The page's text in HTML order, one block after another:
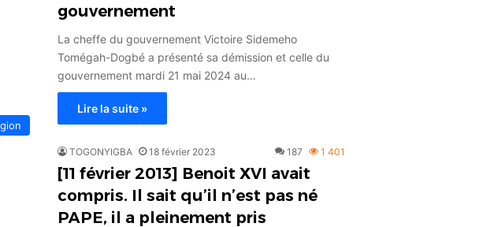
gouvernement
La cheffe du gouvernement Victoire Sidemeho
Tomégah-Dogbé a présenté sa démission et celle du
gouvernement mardi 21 mai 2024 au…
Lire la suite »
TOGONYIGBA 18 février 2023 187 1 401
[11 février 2013] Benoit XVI avait
compris. Il sait qu’il n’est pas né
PAPE, il a pleinement pris